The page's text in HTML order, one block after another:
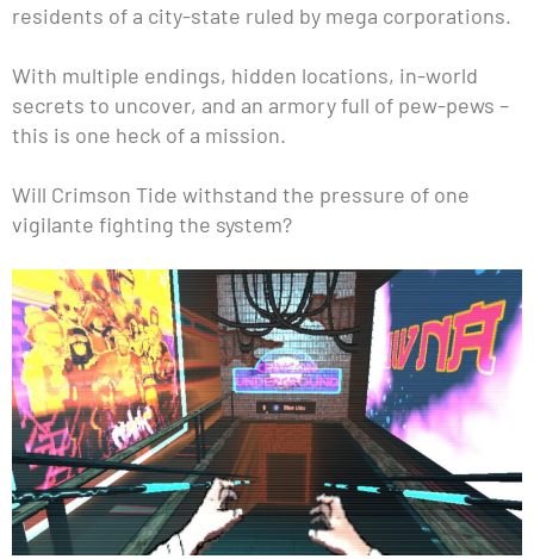
residents of a city-state ruled by mega corporations.
With multiple endings, hidden locations, in-world
secrets to uncover, and an armory full of pew-pews –
this is one heck of a mission.
Will Crimson Tide withstand the pressure of one
vigilante fighting the system?